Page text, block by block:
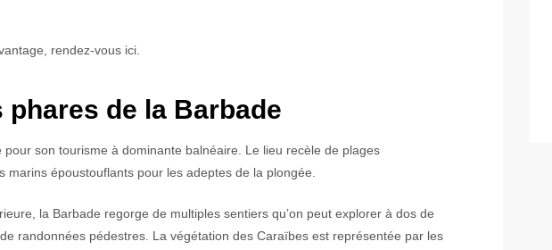
rendez-vous ici.
phares de la Barbade
pour son tourisme à dominante balnéaire. Le lieu recèle de plages
marins époustouflants pour les adeptes de la plongée.
la Barbade regorge de multiples sentiers qu’on peut explorer à dos de
randonnées pédestres. La végétation des Caraïbes est représentée par les